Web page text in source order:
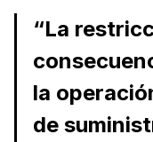
“La
la
de